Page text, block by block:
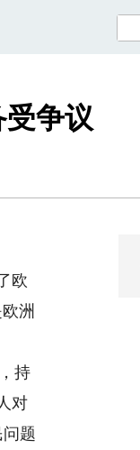
争议
欧
洲
持
对
题